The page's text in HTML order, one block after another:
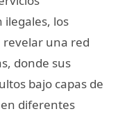
los
revelar una red
donde sus
bajo capas de
diferentes